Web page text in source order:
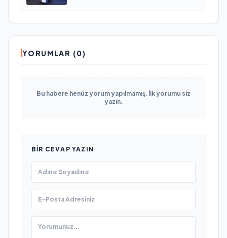
YORUMLAR (0)
Bu habere henüz yorum yapılmamış. İlk yorumu siz
yazın.
BIR CEVAP YAZIN